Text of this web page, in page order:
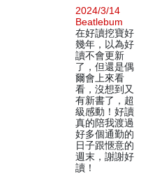
2024/3/14
Beatlebum
在好讀挖寶好
幾年，以為好
讀不會更新
了，但還是偶
爾會上來看
看，沒想到又
有新書了，超
級感動！好讀
真的陪我渡過
好多個通勤的
日子跟愜意的
週末，謝謝好
讀！